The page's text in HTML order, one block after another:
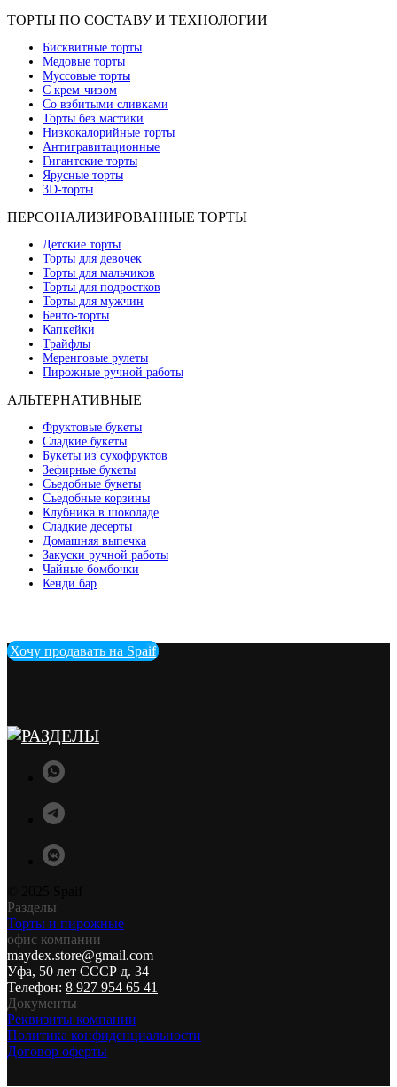
ТОРТЫ ПО СОСТАВУ И ТЕХНОЛОГИИ
Бисквитные торты
Медовые торты
Муссовые торты
С крем-чизом
Со взбитыми сливками
Торты без мастики
Низкокалорийные торты
Антигравитационные
Гигантские торты
Ярусные торты
3D-торты
ПЕРСОНАЛИЗИРОВАННЫЕ ТОРТЫ
Детские торты
Торты для девочек
Торты для мальчиков
Торты для подростков
Торты для мужчин
Бенто-торты
Капкейки
Трайфлы
Меренговые рулеты
Пирожные ручной работы
АЛЬТЕРНАТИВНЫЕ
Фруктовые букеты
Сладкие букеты
Букеты из сухофруктов
Зефирные букеты
Съедобные букеты
Съедобные корзины
Клубника в шоколаде
Сладкие десерты
Домашняя выпечка
Закуски ручной работы
Чайные бомбочки
Кенди бар
Хочу продавать на Spaif
Разделы
Торты и пирожные
офис компании
maydex.store@gmail.com
Уфа, 50 лет СССР д. 34
Телефон: 8 927 954 65 41
Документы
Реквизиты компании
Политика конфиденциальности
Договор оферты